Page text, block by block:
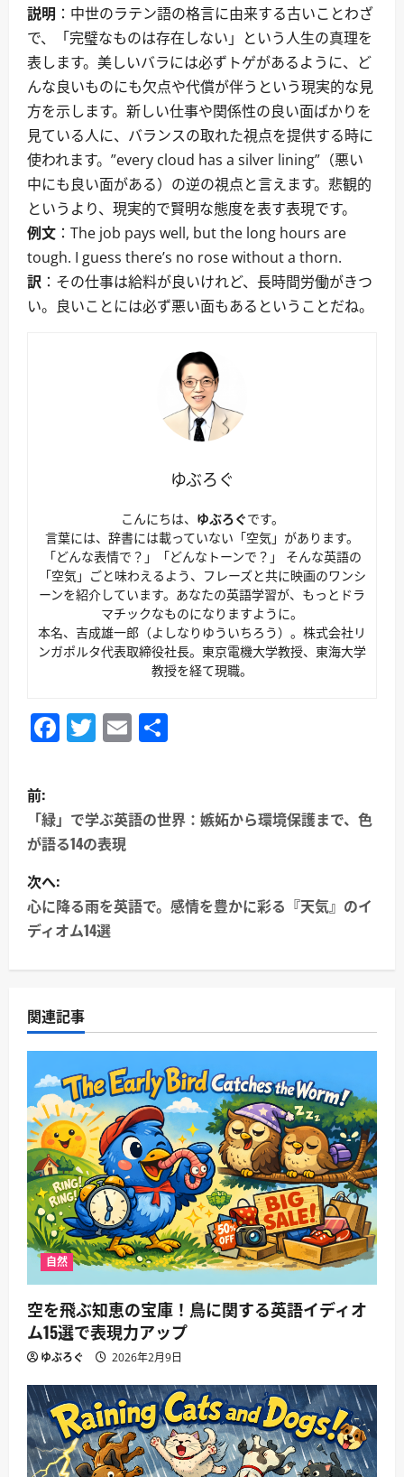
説明 ：中世のラテン語の格言に由来する古いことわざ
で、「完璧なものは存在しない」という人生の真理を
表します。美しいバラには必ずトゲがあるように、ど
んな良いものにも欠点や代償が伴うという現実的な見
方を示します。新しい仕事や関係性の良い面ばかりを
見ている人に、バランスの取れた視点を提供する時に
使われます。”every cloud has a silver lining”（悪い
中にも良い面がある）の逆の視点と言えます。悲観的
というより、現実的で賢明な態度を表す表現です。
例文 ：The job pays well, but the long hours are
tough. I guess there’s no rose without a thorn.
訳 ：その仕事は給料が良いけれど、長時間労働がきつ
い。良いことには必ず悪い面もあるということだね。
ゆぶろぐ
こんにちは、 ゆぶろぐです。
言葉には、辞書には載っていない「空気」があります。
「どんな表情で？」「どんなトーンで？」 そんな英語の
「空気」ごと味わえるよう、フレーズと共に映画のワンシ
ーンを紹介しています。あなたの英語学習が、もっとドラ
マチックなものになりますように。
本名、吉成雄一郎（よしなりゆういちろう）。株式会社リ
ンガポルタ代表取締役社長。東京電機大学教授、東海大学
教授を経て現職。
Facebook
Twitter
Email
投
稿
ナ
ビ
ゲ
ー
シ
ョ
ン
前:
「緑」で学ぶ英語の世界：嫉妬から環境保護まで、色
が語る14の表現
次へ:
心に降る雨を英語で。感情を豊かに彩る『天気』のイ
ディオム14選
関連記事
自然
空を飛ぶ知恵の宝庫！鳥に関する英語イディオ
ム15選で表現力アップ
ゆぶろぐ 2026年2月9日